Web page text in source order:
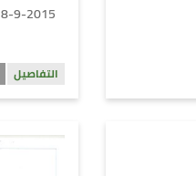
8-9-2015 - 15-2-2017
التفاصيل